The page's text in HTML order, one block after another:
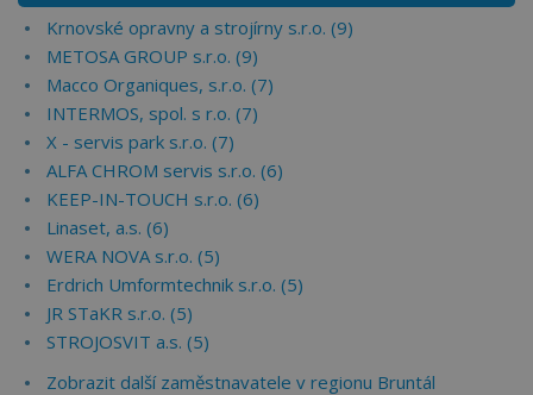
Krnovské opravny a strojírny s.r.o. (9)
METOSA GROUP s.r.o. (9)
Macco Organiques, s.r.o. (7)
INTERMOS, spol. s r.o. (7)
X - servis park s.r.o. (7)
ALFA CHROM servis s.r.o. (6)
KEEP-IN-TOUCH s.r.o. (6)
Linaset, a.s. (6)
WERA NOVA s.r.o. (5)
Erdrich Umformtechnik s.r.o. (5)
JR STaKR s.r.o. (5)
STROJOSVIT a.s. (5)
Zobrazit další zaměstnavatele v regionu Bruntál